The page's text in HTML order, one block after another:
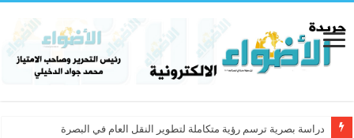
دراسة بصرية ترسم رؤية متكاملة لتطوير النقل العام في البصرة